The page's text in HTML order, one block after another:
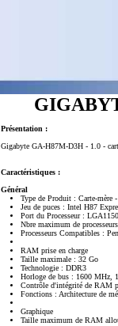
Présentation :
Gigabyte GA-H87M-D3H - 1.0 -
Caractéristiques :
Général
Type de Produit : Carte-mère
Jeu de puces : Intel H87
Port du Processeur :
Nbre maximum de
Processeurs Compatibles :
RAM prise en charge
Taille maximale : 32 Go
Technologie : DDR3
Horloge de bus : 1600 MHz,
Contrôle d'intégrité de RAM
Fonctions : Architecture de
Graphique
Taille maximum de RAM